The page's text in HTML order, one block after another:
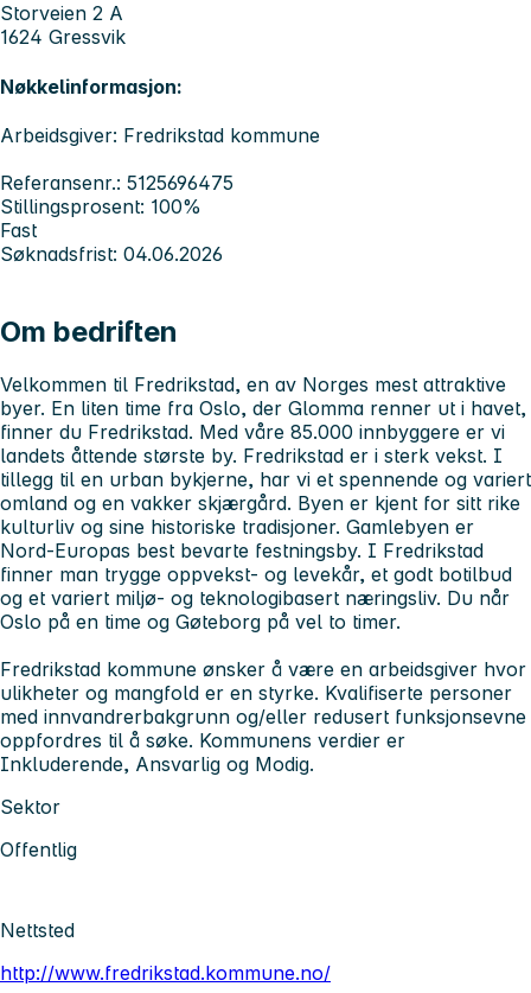
Storveien 2 A
1624 Gressvik
Nøkkelinformasjon:
Arbeidsgiver: Fredrikstad kommune
Referansenr.: 5125696475
Stillingsprosent: 100%
Fast
Søknadsfrist: 04.06.2026
Om bedriften
Velkommen til Fredrikstad, en av Norges mest attraktive
byer. En liten time fra Oslo, der Glomma renner ut i havet,
finner du Fredrikstad. Med våre 85.000 innbyggere er vi
landets åttende største by. Fredrikstad er i sterk vekst. I
tillegg til en urban bykjerne, har vi et spennende og variert
omland og en vakker skjærgård. Byen er kjent for sitt rike
kulturliv og sine historiske tradisjoner. Gamlebyen er
Nord-Europas best bevarte festningsby. I Fredrikstad
finner man trygge oppvekst- og levekår, et godt botilbud
og et variert miljø- og teknologibasert næringsliv. Du når
Oslo på en time og Gøteborg på vel to timer.
Fredrikstad kommune ønsker å være en arbeidsgiver hvor
ulikheter og mangfold er en styrke. Kvalifiserte personer
med innvandrerbakgrunn og/eller redusert funksjonsevne
oppfordres til å søke. Kommunens verdier er
Inkluderende, Ansvarlig og Modig.
Sektor
Offentlig
Nettsted
http://www.fredrikstad.kommune.no/